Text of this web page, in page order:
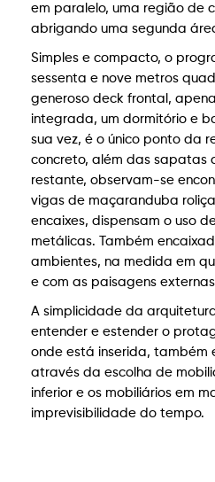
em paralelo, uma região de
abrigando uma segunda
Simples e compacto, o
sessenta e nove metros
generoso deck frontal,
integrada, um dormitório e
sua vez, é o único ponto da
concreto, além das sapatas
restante, observam-se
vigas de maçaranduba
encaixes, dispensam o uso
metálicas. Também
ambientes, na medida em
e com as paisagens
A simplicidade da
entender e estender o
onde está inserida, também
através da escolha de
inferior e os mobiliários em
imprevisibilidade do tempo.